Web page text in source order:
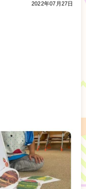
2022年07月27日